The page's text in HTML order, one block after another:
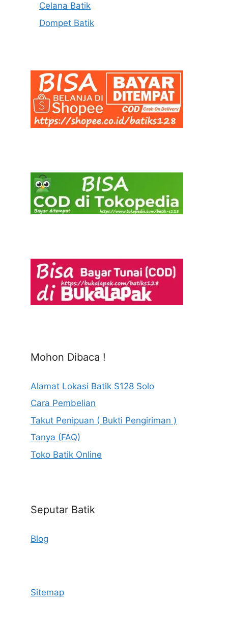
Celana Batik
Dompet Batik
Mohon Dibaca !
Alamat Lokasi Batik S128 Solo
Cara Pembelian
Takut Penipuan ( Bukti Pengiriman )
Tanya (FAQ)
Toko Batik Online
Seputar Batik
Blog
Sitemap